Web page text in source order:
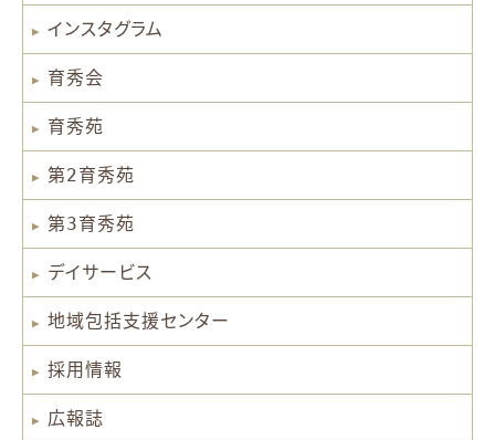
インスタグラム
育秀会
育秀苑
第2育秀苑
第3育秀苑
デイサービス
地域包括支援センター
採用情報
広報誌